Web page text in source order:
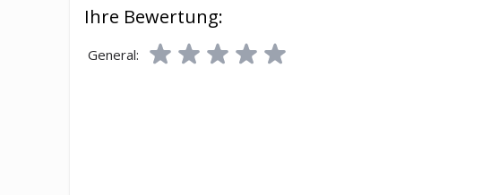
Ihre Bewertung:
General: